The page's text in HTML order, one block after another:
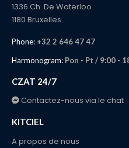
1336 Ch. De Waterloo
1180 Bruxelles
Phone: +32 2 646 47 47
Harmonogram: Pon - Pt / 9:00 -
CZAT 24/7
Contactez-nous via le chat
KITCIEL
A propos de nous